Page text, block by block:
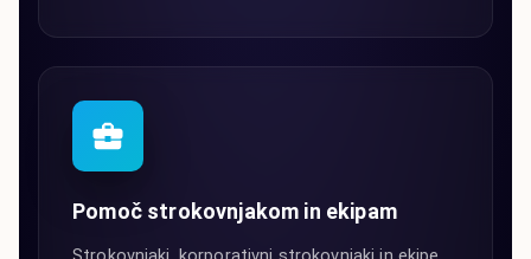
Pomoč strokovnjakom in ekipam